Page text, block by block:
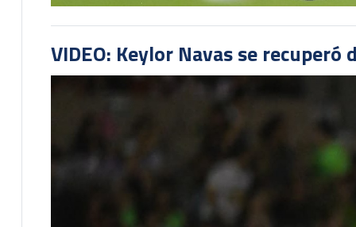
VIDEO: Keylor Navas se